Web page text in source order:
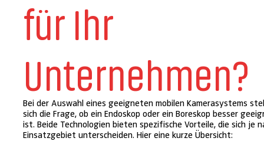
Bei der Auswahl eines geeigneten mobilen Kamerasystems
sich die Frage, ob ein Endoskop oder ein Boreskop besser
ist. Beide Technologien bieten spezifische Vorteile, die sich je
Einsatzgebiet unterscheiden. Hier eine kurze Übersicht:
für Ihr
Unternehmen?